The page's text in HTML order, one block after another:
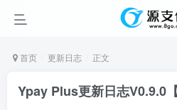
首页 更新日志 正文
Ypay Plus更新日志V0.9.0